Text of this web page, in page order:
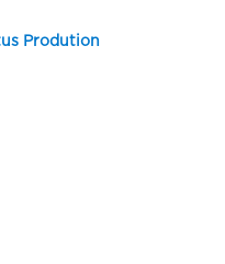
Prodution